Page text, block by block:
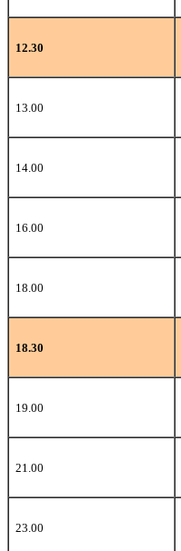
12.30
13.00
14.00
16.00
18.00
18.30
19.00
21.00
23.00